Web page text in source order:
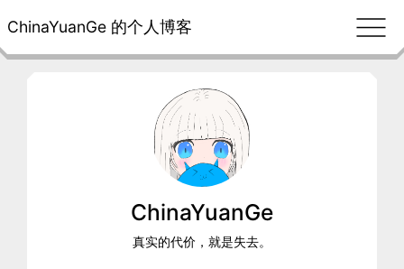
ChinaYuanGe 的个人博客
ChinaYuanGe
真实的代价，就是失去。